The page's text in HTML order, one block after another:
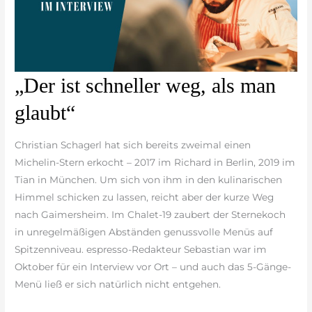
„Der ist schneller weg, als man
glaubt“
Christian Schagerl hat sich bereits zweimal einen
Michelin-Stern erkocht – 2017 im Richard in Berlin, 2019 im
Tian in München. Um sich von ihm in den kulinarischen
Himmel schicken zu lassen, reicht aber der kurze Weg
nach Gaimersheim. Im Chalet-19 zaubert der Sternekoch
in unregelmäßigen Abständen genussvolle Menüs auf
Spitzenniveau. espresso-Redakteur Sebastian war im
Oktober für ein Interview vor Ort – und auch das 5-Gänge-
Menü ließ er sich natürlich nicht entgehen.
„Der
ist
schneller
als
man
glaubt“